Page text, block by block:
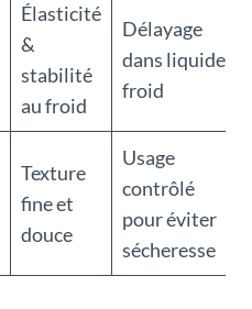
Élasticité
&
stabilité
au froid
Délayage
dans liquide
froid
Texture
fine et
douce
Usage
contrôlé
pour éviter
sécheresse